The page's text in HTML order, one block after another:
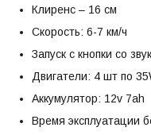
Клиренс – 16 см
Скорость: 6-7 км/ч
Запуск с кнопки со
Двигатели: 4 шт по
Аккумулятор: 12v 7ah
Время эксплуатации